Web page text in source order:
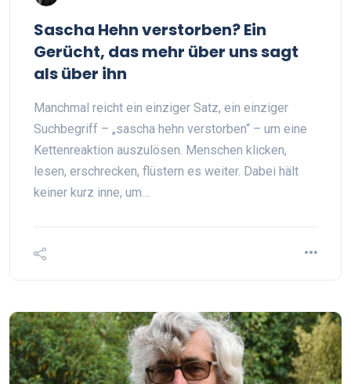
Sascha Hehn verstorben? Ein
Gerücht, das mehr über uns sagt
als über ihn
Manchmal reicht ein einziger Satz, ein einziger
Suchbegriff – „sascha hehn verstorben“ – um eine
Kettenreaktion auszulösen. Menschen klicken,
lesen, erschrecken, flüstern es weiter. Dabei hält
keiner kurz inne, um…